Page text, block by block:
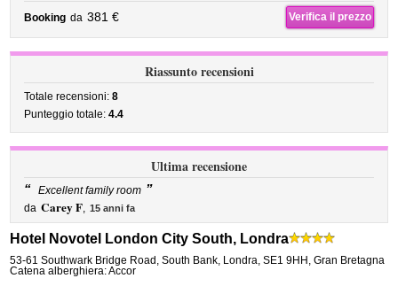
Booking da 381 € Verifica il prezzo
Riassunto recensioni
Totale recensioni:8
Punteggio totale:4.4
Ultima recensione
“ Excellent family room ”
da Carey F, 15 anni fa
Hotel Novotel London City South, Londra
53-61 Southwark Bridge Road ,South Bank, Londra,SE1 9HH, Gran Bretagna
Catena alberghiera: Accor